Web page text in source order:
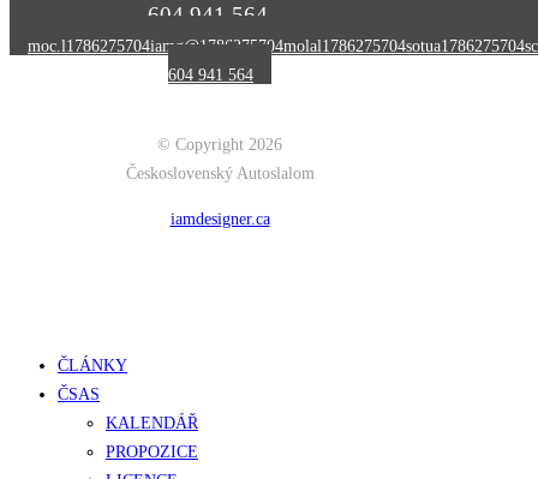
604 941 564
moc.l1786275704iamg@1786275704molal1786275704sotua1786275704sc
604 941 564
© Copyright 2026
Československý Autoslalom
iamdesigner.ca
Close
Menu
ČLÁNKY
ČSAS
KALENDÁŘ
PROPOZICE